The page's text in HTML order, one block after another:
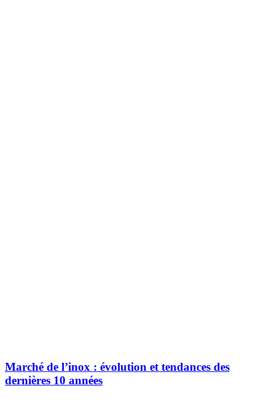
Marché de l’inox : évolution et tendances des
dernières 10 années